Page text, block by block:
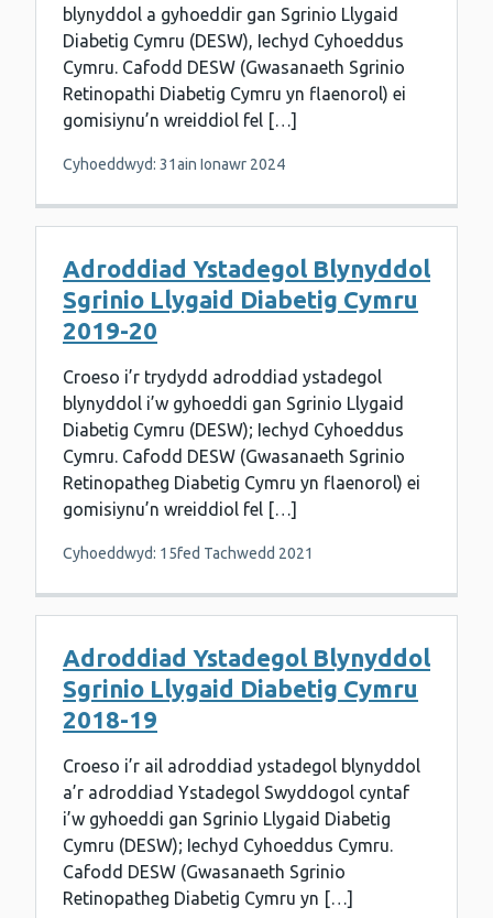
blynyddol a gyhoeddir gan Sgrinio Llygaid
Diabetig Cymru (DESW), Iechyd Cyhoeddus
Cymru. Cafodd DESW (Gwasanaeth Sgrinio
Retinopathi Diabetig Cymru yn flaenorol) ei
gomisiynu’n wreiddiol fel […]
Cyhoeddwyd: 31ain Ionawr 2024
Adroddiad Ystadegol Blynyddol
Sgrinio Llygaid Diabetig Cymru
2019-20
Croeso i’r trydydd adroddiad ystadegol
blynyddol i’w gyhoeddi gan Sgrinio Llygaid
Diabetig Cymru (DESW); Iechyd Cyhoeddus
Cymru. Cafodd DESW (Gwasanaeth Sgrinio
Retinopatheg Diabetig Cymru yn flaenorol) ei
gomisiynu’n wreiddiol fel […]
Cyhoeddwyd: 15fed Tachwedd 2021
Adroddiad Ystadegol Blynyddol
Sgrinio Llygaid Diabetig Cymru
2018-19
Croeso i’r ail adroddiad ystadegol blynyddol
a’r adroddiad Ystadegol Swyddogol cyntaf
i’w gyhoeddi gan Sgrinio Llygaid Diabetig
Cymru (DESW); Iechyd Cyhoeddus Cymru.
Cafodd DESW (Gwasanaeth Sgrinio
Retinopatheg Diabetig Cymru yn […]